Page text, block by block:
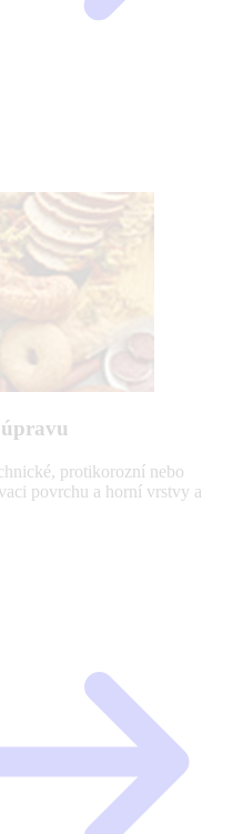
protikorozní nebo
povrchu a horní vrstvy a